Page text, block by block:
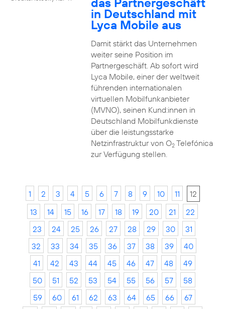
in Deutschland mit
Lyca Mobile aus
Damit stärkt das Unternehmen
weiter seine Position im
Partnergeschäft. Ab sofort wird
Lyca Mobile, einer der weltweit
führenden internationalen
virtuellen Mobilfunkanbieter
(MVNO), seinen Kund:innen in
Deutschland Mobilfunkdienste
über die leistungsstarke
Netzinfrastruktur von O2Telefónica
zur Verfügung stellen.
1 2 3 4 5 6 7 8 9 10 11
12
13
14 15 16 17 18 19 20 21
22
23
24 25 26 27 28 29 30
31
32
33 34 35 36 37 38 39
40
41
42 43 44 45 46 47 48
49
50
51 52 53 54 55 56 57
58
59
60 61 62 63 64 65 66
67